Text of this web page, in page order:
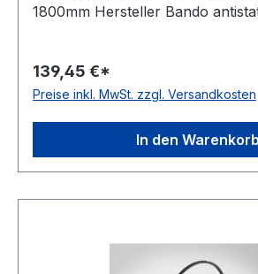
1800mm Hersteller Bando
139,45 €*
Preise inkl. MwSt. zzgl. Versandkosten
In den Warenkorb